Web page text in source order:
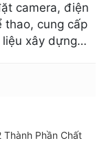
camera, điện
thao, cung cấp
liệu xây dựng…
Thành Phần Chất